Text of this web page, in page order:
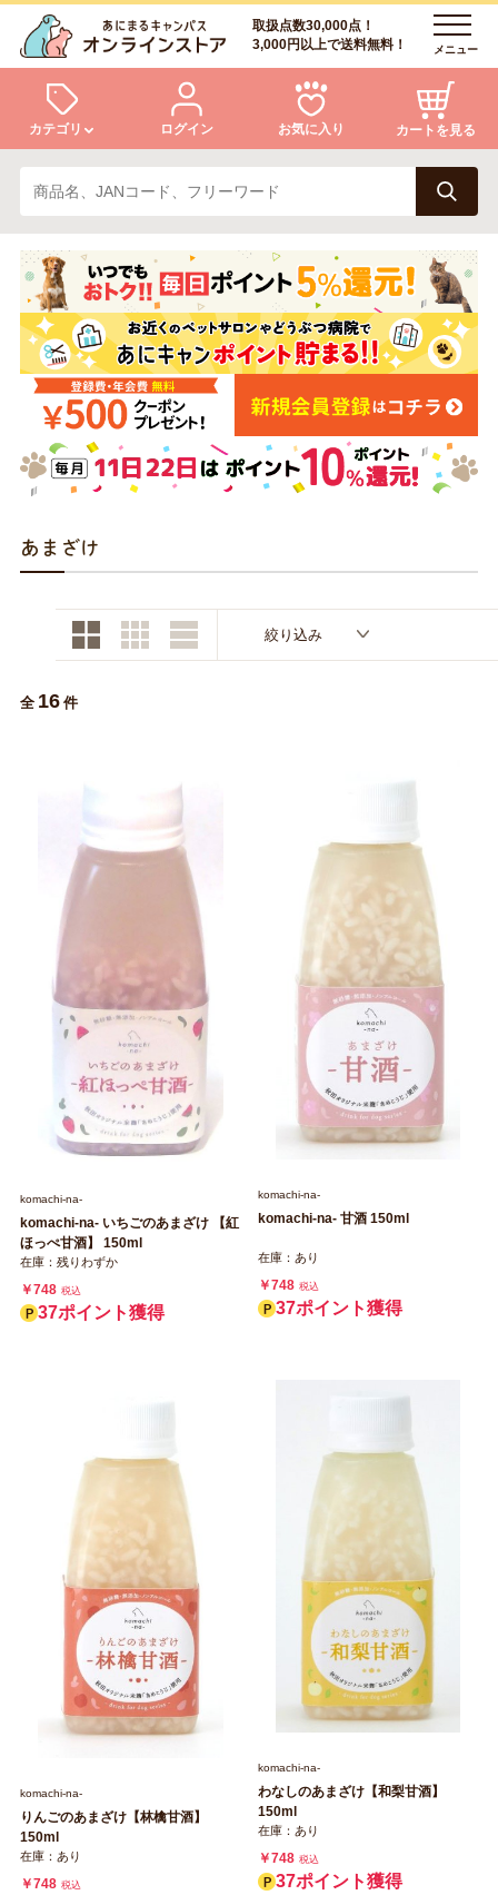
取扱点数30,000点！
3,000円以上で送料無料！
メニュー
カテゴリ
犬 猫
小動物・鳥 アクア・爬虫類・昆虫
ドッグフード キャットフード
美容・ケア用品 服・おさんぽ用品
日用品（デイリー）
トリマーグッズ シニアサポート
ログイン お気に入り カートを見る
ログイン
会員登録
あにまるキャンパスについて
アフターサービス
商品リクエスト
お問い合わせ
あまざけ
絞り込み
全 16 件
komachi‐na‐
komachi‐na‐ いちごのあまざけ 【紅
ほっぺ甘酒】 150ml
在庫：残りわずか
￥748 税込
37ポイント獲得
komachi‐na‐
komachi-na- 甘酒 150ml
在庫：あり
￥748 税込
37ポイント獲得
komachi‐na‐
りんごのあまざけ【林檎甘酒】
150ml
在庫：あり
￥748 税込
komachi‐na‐
わなしのあまざけ【和梨甘酒】
150ml
在庫：あり
￥748 税込
37ポイント獲得